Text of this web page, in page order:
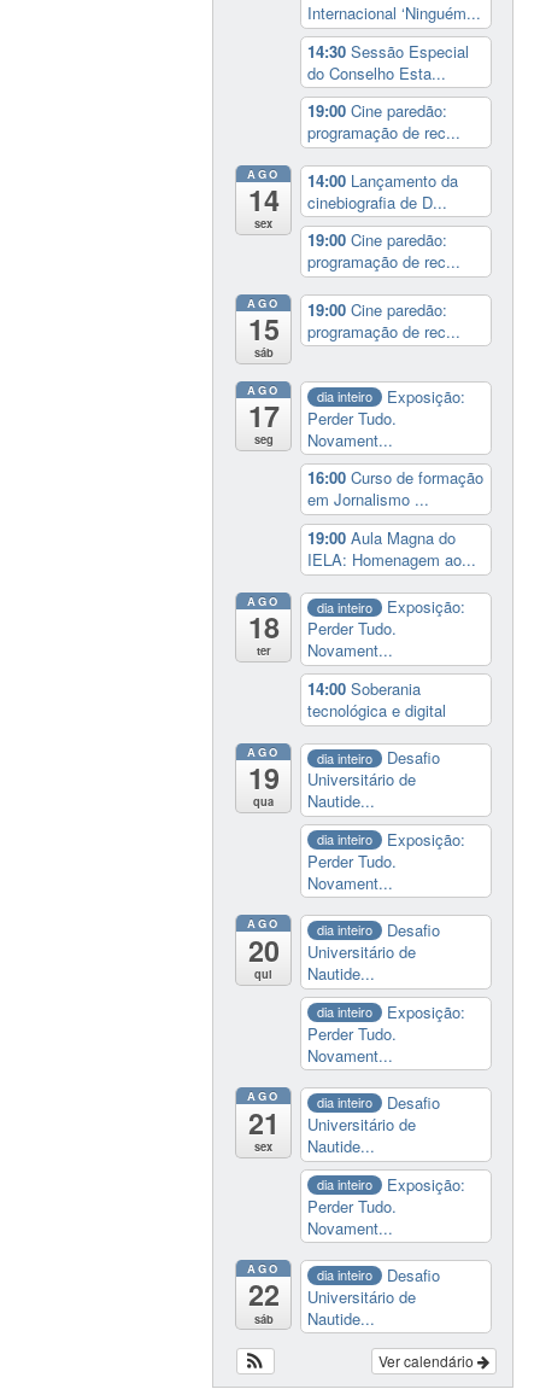
Internacional ‘Ninguém...
14:30Sessão Especial
do Conselho Esta...
19:00Cine paredão:
programação de rec...
AGO
14
sex
14:00 Lançamento da
cinebiografia de D...
19:00Cine paredão:
programação de rec...
AGO
15
sáb
19:00Cine paredão:
programação de rec...
AGO
17
seg
dia inteiro
Exposição:
Perder Tudo.
Novament...
16:00Curso de formação
em Jornalismo ...
19:00Aula Magna do
IELA: Homenagem ao...
AGO
18
ter
dia inteiro
Exposição:
Perder Tudo.
Novament...
14:00Soberania
tecnológica e digital
AGO
19
qua
dia inteiro
Desafio
Universitário de
Nautide...
dia inteiro
Exposição:
Perder Tudo.
Novament...
AGO
20
qui
dia inteiro
Desafio
Universitário de
Nautide...
dia inteiro
Exposição:
Perder Tudo.
Novament...
AGO
21
sex
dia inteiro
Desafio
Universitário de
Nautide...
dia inteiro
Exposição:
Perder Tudo.
Novament...
AGO
22
sáb
dia inteiro
Desafio
Universitário de
Nautide...
Ver calendário